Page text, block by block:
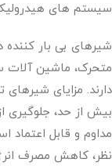
سیستم های
شیرهای بی بار
متحرک، ماشین آلات
دارند. مزایای
بیش از حد، جلوگیری
مداوم و قابل
نظر، کاهش مصرف